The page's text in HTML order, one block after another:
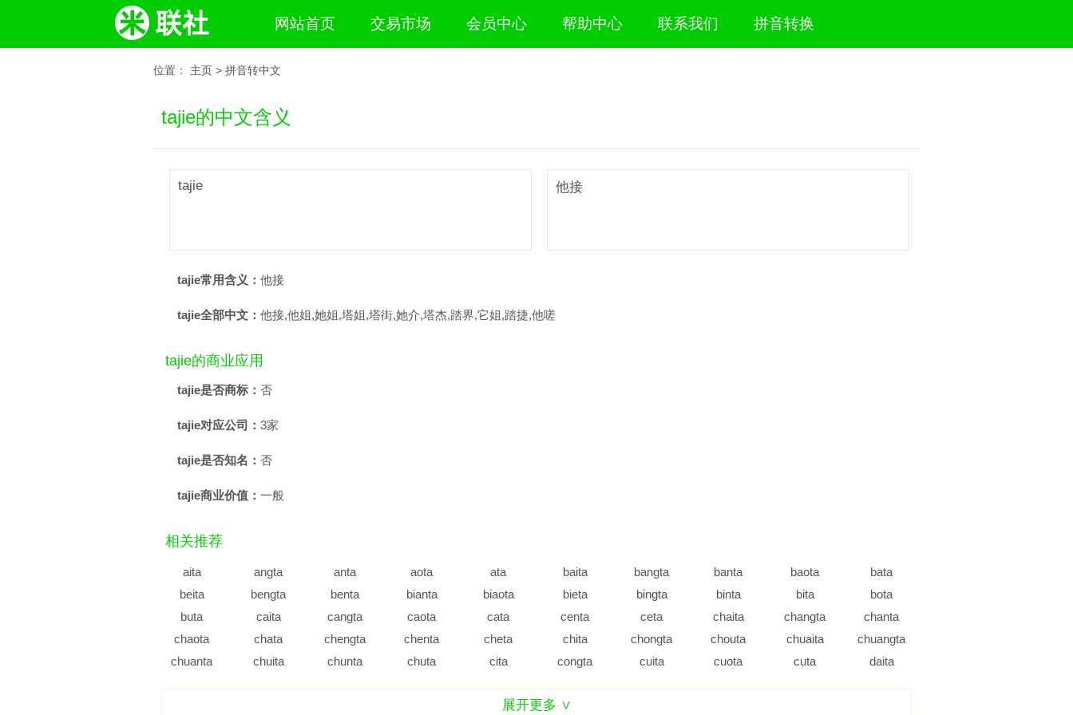
网站首页 交易市场 会员中心 帮助中心 联系我们 拼音转换
位置： 主页 > 拼音转中文
tajie的中文含义
tajie 他接
tajie常用含义： 他接
tajie全部中文： 他接,他姐,她姐,塔姐,塔街,她介,塔杰,踏界,它姐,踏捷,他嗟
tajie的商业应用
tajie是否商标： 否
tajie对应公司： 3家
tajie是否知名： 否
tajie商业价值： 一般
相关推荐
aita angta anta aota ata baita bangta banta baota
bata
beita
bengta benta bianta biaota bieta bingta binta bita
bota
buta
caita cangta caota cata centa ceta chaita changta
chanta
chaota
chata chengta chenta cheta chita chongta chouta chuaita
chuangta
chuanta
chuita chunta chuta cita congta cuita cuota cuta
daita
duita dunta
展开更多 ∨